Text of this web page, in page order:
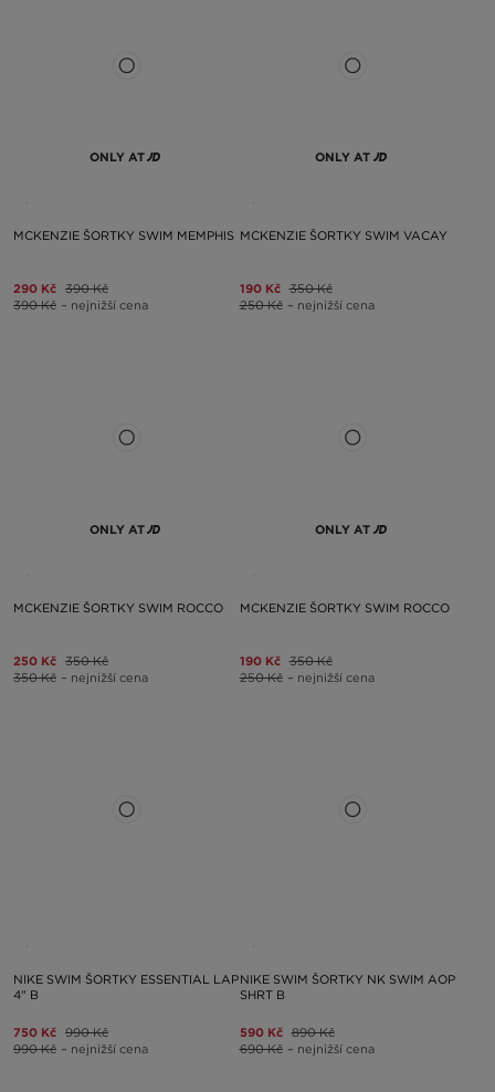
ONLY AT
MCKENZIE ŠORTKY SWIM MEMPHIS
290 Kč 390 Kč
390 Kč – nejnižší cena
ONLY AT
MCKENZIE ŠORTKY SWIM VACAY
190 Kč 350 Kč
250 Kč – nejnižší cena
ONLY AT
MCKENZIE ŠORTKY SWIM ROCCO
250 Kč 350 Kč
350 Kč – nejnižší cena
ONLY AT
MCKENZIE ŠORTKY SWIM ROCCO
190 Kč 350 Kč
250 Kč – nejnižší cena
NIKE SWIM ŠORTKY ESSENTIAL LAP
4" B
750 Kč 990 Kč
990 Kč – nejnižší cena
NIKE SWIM ŠORTKY NK SWIM AOP
SHRT B
590 Kč 890 Kč
690 Kč – nejnižší cena